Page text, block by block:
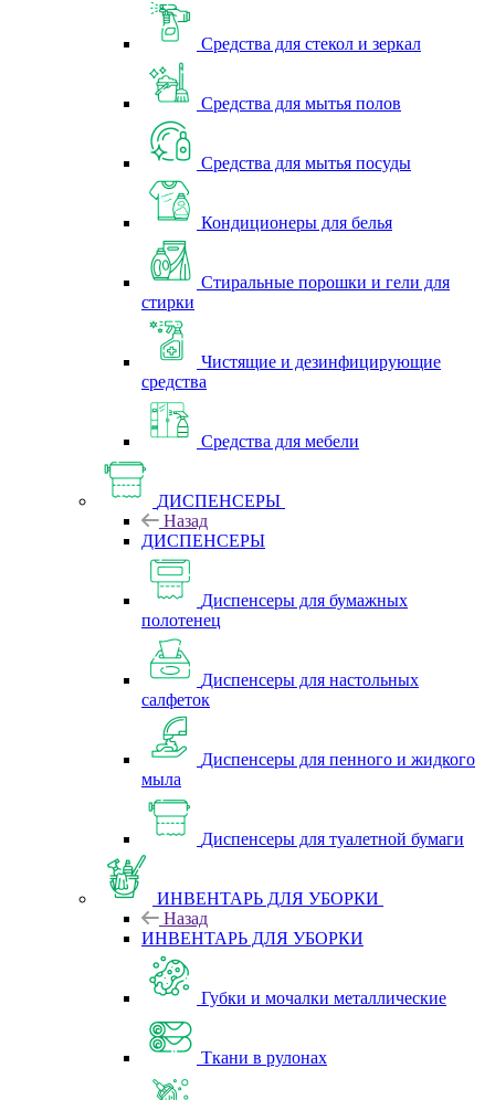
Средства для стекол и зеркал
Средства для мытья полов
Средства для мытья посуды
Кондиционеры для белья
Стиральные порошки и гели для
стирки
Чистящие и дезинфицирующие
средства
Средства для мебели
ДИСПЕНСЕРЫ
Назад
ДИСПЕНСЕРЫ
Диспенсеры для бумажных
полотенец
Диспенсеры для настольных
салфеток
Диспенсеры для пенного и жидкого
мыла
Диспенсеры для туалетной бумаги
ИНВЕНТАРЬ ДЛЯ УБОРКИ
Назад
ИНВЕНТАРЬ ДЛЯ УБОРКИ
Губки и мочалки металлические
Ткани в рулонах